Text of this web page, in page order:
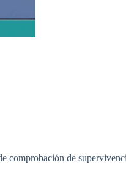
comprobación de